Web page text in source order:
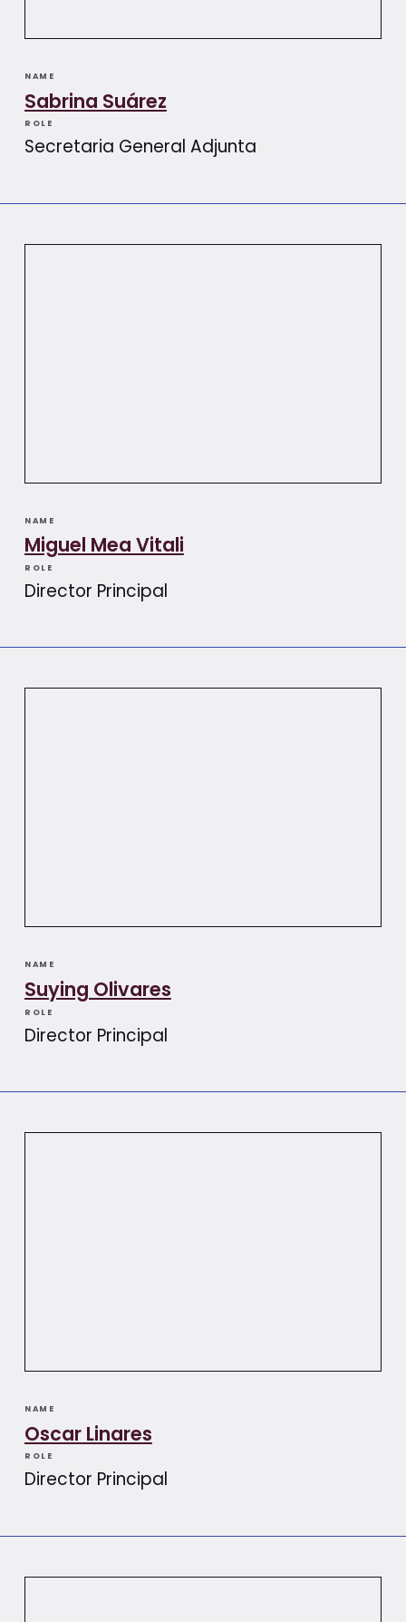
NAME
Sabrina Suárez
ROLE
Secretaria General Adjunta
NAME
Miguel Mea Vitali​​
ROLE
Director Principal
NAME
Suying Olivares​​
ROLE
Director Principal
NAME
Oscar Linares
ROLE
Director Principal